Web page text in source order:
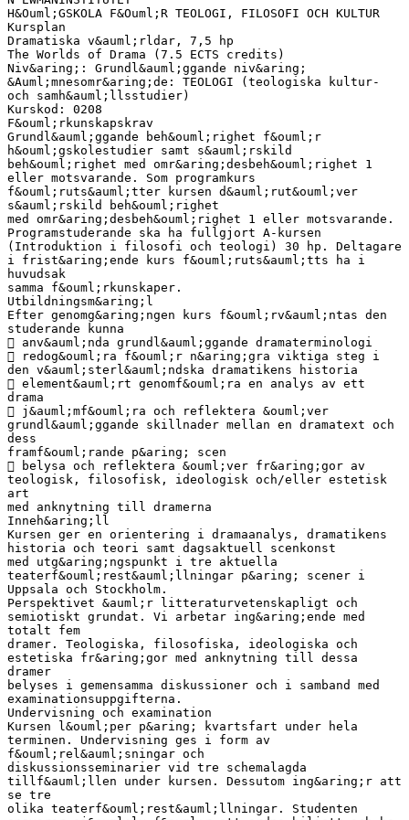
H&Ouml;GSKOLA F&Ouml;R TEOLOGI, FILOSOFI OCH KULTUR
Kursplan
Dramatiska v&auml;rldar, 7,5 hp
The Worlds of Drama (7.5 ECTS credits)
Niv&aring;: Grundl&auml;ggande niv&aring;
&Auml;mnesomr&aring;de: TEOLOGI (teologiska kultur-
och samh&auml;llsstudier)
Kurskod: 0208
F&ouml;rkunskapskrav
Grundl&auml;ggande beh&ouml;righet f&ouml;r
h&ouml;gskolestudier samt s&auml;rskild
beh&ouml;righet med omr&aring;desbeh&ouml;righet 1
eller motsvarande. Som programkurs
f&ouml;ruts&auml;tter kursen d&auml;rut&ouml;ver
s&auml;rskild beh&ouml;righet
med omr&aring;desbeh&ouml;righet 1 eller motsvarande.
Programstuderande ska ha fullgjort A-kursen
(Introduktion i filosofi och teologi) 30 hp. Deltagare
i frist&aring;ende kurs f&ouml;ruts&auml;tts ha i
huvudsak
samma f&ouml;rkunskaper.
Utbildningsm&aring;l
Efter genomg&aring;ngen kurs f&ouml;rv&auml;ntas den
studerande kunna
 anv&auml;nda grundl&auml;ggande dramaterminologi
 redog&ouml;ra f&ouml;r n&aring;gra viktiga steg i
den v&auml;sterl&auml;ndska dramatikens historia
 element&auml;rt genomf&ouml;ra en analys av ett
drama
 j&auml;mf&ouml;ra och reflektera &ouml;ver
grundl&auml;ggande skillnader mellan en dramatext och
dess
framf&ouml;rande p&aring; scen
 belysa och reflektera &ouml;ver fr&aring;gor av
teologisk, filosofisk, ideologisk och/eller estetisk
art
med anknytning till dramerna
Inneh&aring;ll
Kursen ger en orientering i dramaanalys, dramatikens
historia och teori samt dagsaktuell scenkonst
med utg&aring;ngspunkt i tre aktuella
teaterf&ouml;rest&auml;llningar p&aring; scener i
Uppsala och Stockholm.
Perspektivet &auml;r litteraturvetenskapligt och
semiotiskt grundat. Vi arbetar ing&aring;ende med
totalt fem
dramer. Teologiska, filosofiska, ideologiska och
estetiska fr&aring;gor med anknytning till dessa
dramer
belyses i gemensamma diskussioner och i samband med
examinationsuppgifterna.
Undervisning och examination
Kursen l&ouml;per p&aring; kvartsfart under hela
terminen. Undervisning ges i form av
f&ouml;rel&auml;sningar och
diskussionsseminarier vid tre schemalagda
tillf&auml;llen under kursen. Dessutom ing&aring;r att
se tre
olika teaterf&ouml;rest&auml;llningar. Studenten